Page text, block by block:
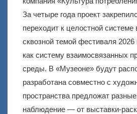
За четыре года проект
переходит к целостной
сквозной темой фестиваля
как систему взаимосвязанных
среды. В «Музеоне» будут
разработана совместно с
пространства предложат
наблюдение — от выставки-